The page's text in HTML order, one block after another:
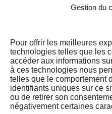
Gestion du
Pour offrir les meilleures
technologies telles que les
accéder aux informations
à ces technologies nous
telles que le comportement
identifiants uniques sur ce
ou de retirer son
négativement certaines
Produits